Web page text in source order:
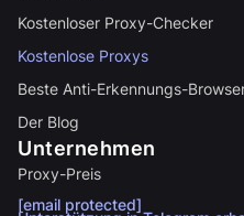
Kostenloser Proxy-Checker
Kostenlose Proxys
Beste Anti-Erkennungs-
Der Blog
Unternehmen
Proxy-Preis
[email protected]